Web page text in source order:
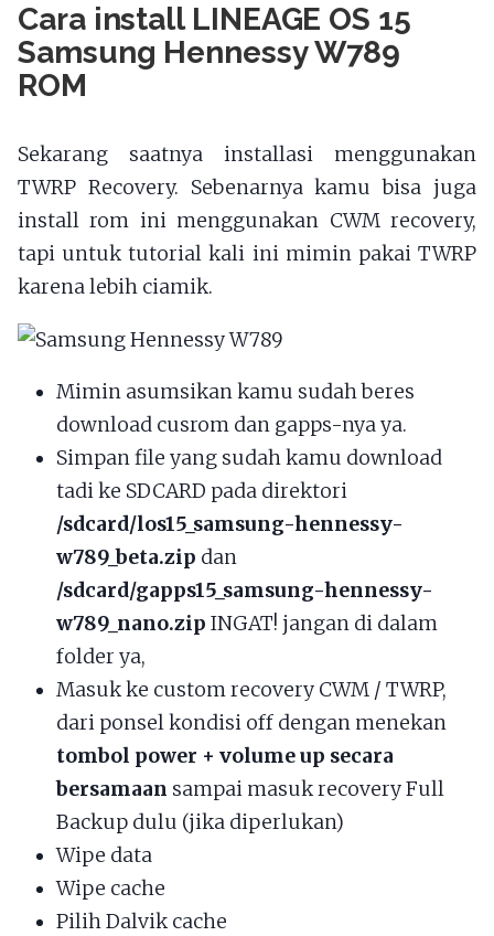
Cara install LINEAGE OS 15
Samsung Hennessy W789
ROM
Sekarang saatnya installasi menggunakan
TWRP Recovery. Sebenarnya kamu bisa juga
install rom ini menggunakan CWM recovery,
tapi untuk tutorial kali ini mimin pakai TWRP
karena lebih ciamik.
Mimin asumsikan kamu sudah beres
download cusrom dan gapps-nya ya.
Simpan file yang sudah kamu download
tadi ke SDCARD pada direktori
/sdcard/los15_samsung-hennessy-
w789_beta.zip dan
/sdcard/gapps15_samsung-hennessy-
w789_nano.zip INGAT! jangan di dalam
folder ya,
Masuk ke custom recovery CWM / TWRP,
dari ponsel kondisi off dengan menekan
tombol power + volume up secara
bersamaan sampai masuk recovery Full
Backup dulu (jika diperlukan)
Wipe data
Wipe cache
Pilih Dalvik cache